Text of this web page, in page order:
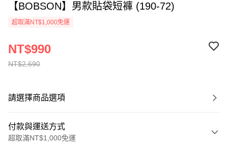
【BOBSON】男款貼袋短褲 (190-72)
超取滿NT$1,000免運
NT$2,690
NT$990
請選擇商品選項
付款與運送方式
超取滿NT$1,000免運